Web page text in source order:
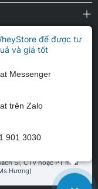
Sỉ, CTV hoặc PT mua
để được tư
và giá tốt
Messenger
trên Zalo
901 3030